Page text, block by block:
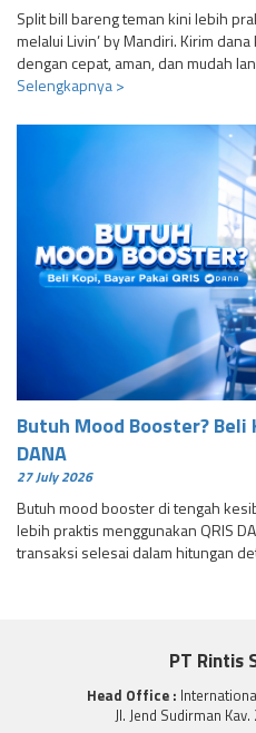
Split bill bareng teman kini lebih
melalui Livin’ by Mandiri. Kirim
dengan cepat, aman, dan mudah
Selengkapnya >
Butuh Mood Booster? Beli
DANA
27 July 2026
Butuh mood booster di tengah
lebih praktis menggunakan QRIS
transaksi selesai dalam hitungan
PT Rintis
Head Office :
Jl. Jend Sudirman